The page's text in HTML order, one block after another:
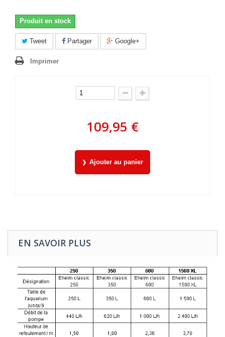
Produit en stock
Tweet Partager Google+
Imprimer
109,95 €
Ajouter au panier
EN SAVOIR PLUS